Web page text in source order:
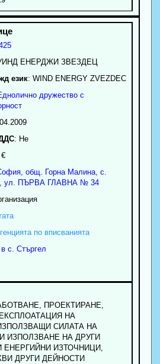
ЕНЕРДЖИ ЗВЕЗДЕЦ
език: WIND ENERGY ZVEZDEC
дружество с
: Нe
, общ. Горна Малина, с.
ул. ПЪРВА ГЛАВНА № 34
по вписванията
с. Стъргел
ПРОЕКТИРАНЕ,
НА
СИЛАТА НА
ИЗПОЛЗВАНЕ НА ДРУГИ
ИЗТОЧНИЦИ,
ДРУГИ ДЕЙНОСТИ